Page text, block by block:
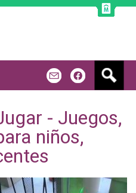
- Juegos,
niños,
s
a